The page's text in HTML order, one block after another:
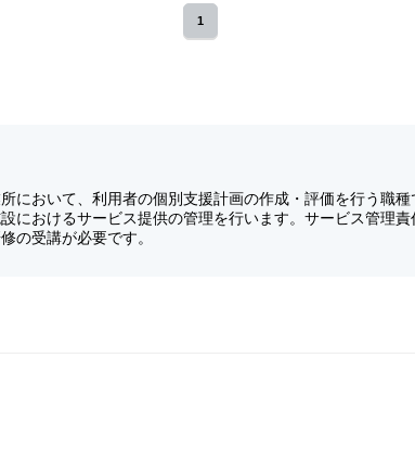
1
において、利用者の個別支援計画の作成・評価を行う職種
におけるサービス提供の管理を行います。サービス管理
の受講が必要です。